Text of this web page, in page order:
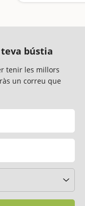
teva bústia
tenir les millors
un correu que